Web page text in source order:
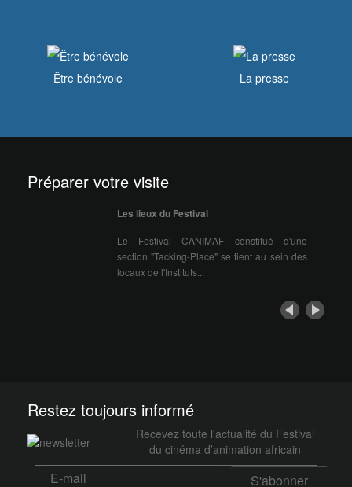
Être bénévole La presse
Préparer votre visite
Les lieux du Festival
Le Festival CANIMAF constitué d'une
section "Tacking-Place" se tient au sein des
locaux de l'Instituts...
Restez toujours informé
Recevez toute l'actualité du Festival
du cinéma d’animation africain